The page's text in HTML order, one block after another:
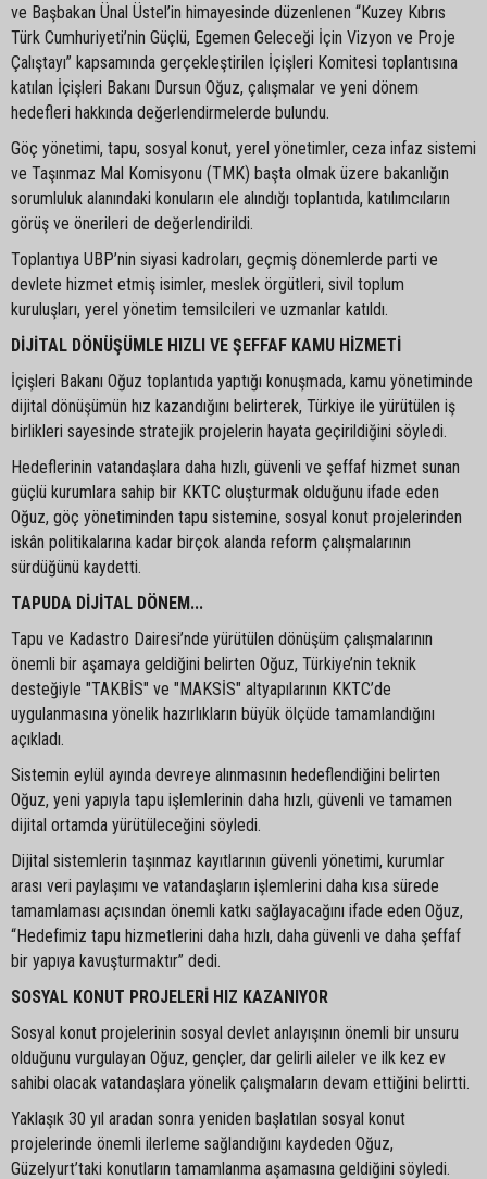
ve Başbakan Ünal Üstel’in himayesinde düzenlenen “Kuzey Kıbrıs
Türk Cumhuriyeti’nin Güçlü, Egemen Geleceği İçin Vizyon ve Proje
Çalıştayı” kapsamında gerçekleştirilen İçişleri Komitesi toplantısına
katılan İçişleri Bakanı Dursun Oğuz, çalışmalar ve yeni dönem
hedefleri hakkında değerlendirmelerde bulundu.
Göç yönetimi, tapu, sosyal konut, yerel yönetimler, ceza infaz sistemi
ve Taşınmaz Mal Komisyonu (TMK) başta olmak üzere bakanlığın
sorumluluk alanındaki konuların ele alındığı toplantıda, katılımcıların
görüş ve önerileri de değerlendirildi.
Toplantıya UBP’nin siyasi kadroları, geçmiş dönemlerde parti ve
devlete hizmet etmiş isimler, meslek örgütleri, sivil toplum
kuruluşları, yerel yönetim temsilcileri ve uzmanlar katıldı.
DİJİTAL DÖNÜŞÜMLE HIZLI VE ŞEFFAF KAMU HİZMETİ
İçişleri Bakanı Oğuz toplantıda yaptığı konuşmada, kamu yönetiminde
dijital dönüşümün hız kazandığını belirterek, Türkiye ile yürütülen iş
birlikleri sayesinde stratejik projelerin hayata geçirildiğini söyledi.
Hedeflerinin vatandaşlara daha hızlı, güvenli ve şeffaf hizmet sunan
güçlü kurumlara sahip bir KKTC oluşturmak olduğunu ifade eden
Oğuz, göç yönetiminden tapu sistemine, sosyal konut projelerinden
iskân politikalarına kadar birçok alanda reform çalışmalarının
sürdüğünü kaydetti.
TAPUDA DİJİTAL DÖNEM...
Tapu ve Kadastro Dairesi’nde yürütülen dönüşüm çalışmalarının
önemli bir aşamaya geldiğini belirten Oğuz, Türkiye’nin teknik
desteğiyle "TAKBİS" ve "MAKSİS" altyapılarının KKTC’de
uygulanmasına yönelik hazırlıkların büyük ölçüde tamamlandığını
açıkladı.
Sistemin eylül ayında devreye alınmasının hedeflendiğini belirten
Oğuz, yeni yapıyla tapu işlemlerinin daha hızlı, güvenli ve tamamen
dijital ortamda yürütüleceğini söyledi.
Dijital sistemlerin taşınmaz kayıtlarının güvenli yönetimi, kurumlar
arası veri paylaşımı ve vatandaşların işlemlerini daha kısa sürede
tamamlaması açısından önemli katkı sağlayacağını ifade eden Oğuz,
“Hedefimiz tapu hizmetlerini daha hızlı, daha güvenli ve daha şeffaf
bir yapıya kavuşturmaktır” dedi.
SOSYAL KONUT PROJELERİ HIZ KAZANIYOR
Sosyal konut projelerinin sosyal devlet anlayışının önemli bir unsuru
olduğunu vurgulayan Oğuz, gençler, dar gelirli aileler ve ilk kez ev
sahibi olacak vatandaşlara yönelik çalışmaların devam ettiğini belirtti.
Yaklaşık 30 yıl aradan sonra yeniden başlatılan sosyal konut
projelerinde önemli ilerleme sağlandığını kaydeden Oğuz,
Güzelyurt’taki konutların tamamlanma aşamasına geldiğini söyledi.